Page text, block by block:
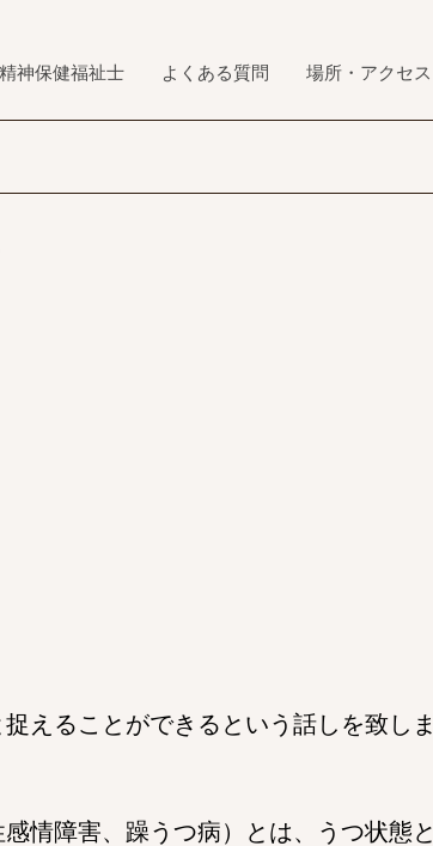
精神保健福祉士 よくある質問 場所・アクセス
えることができるという話しを致しま
情障害、躁うつ病）とは、うつ状態と